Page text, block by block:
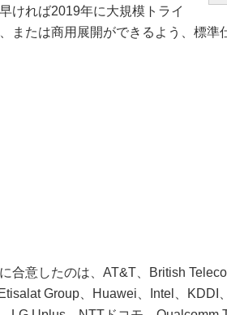
ければ2019年に大規模トライ
または商用展開ができるよう、標準
合意したのは、AT&T、British
Group、Huawei、Intel、KDDI